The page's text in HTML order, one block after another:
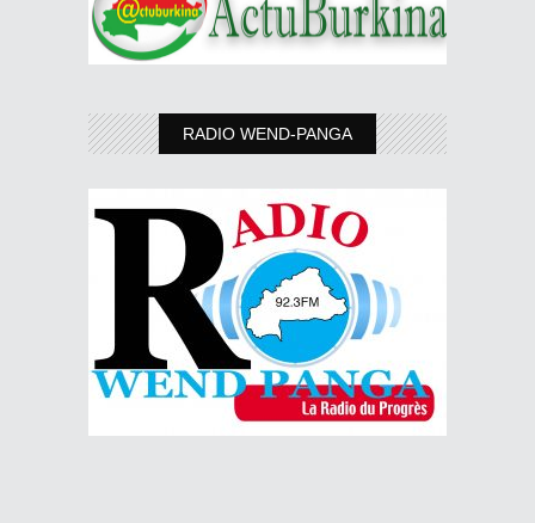
RADIO WEND-PANGA